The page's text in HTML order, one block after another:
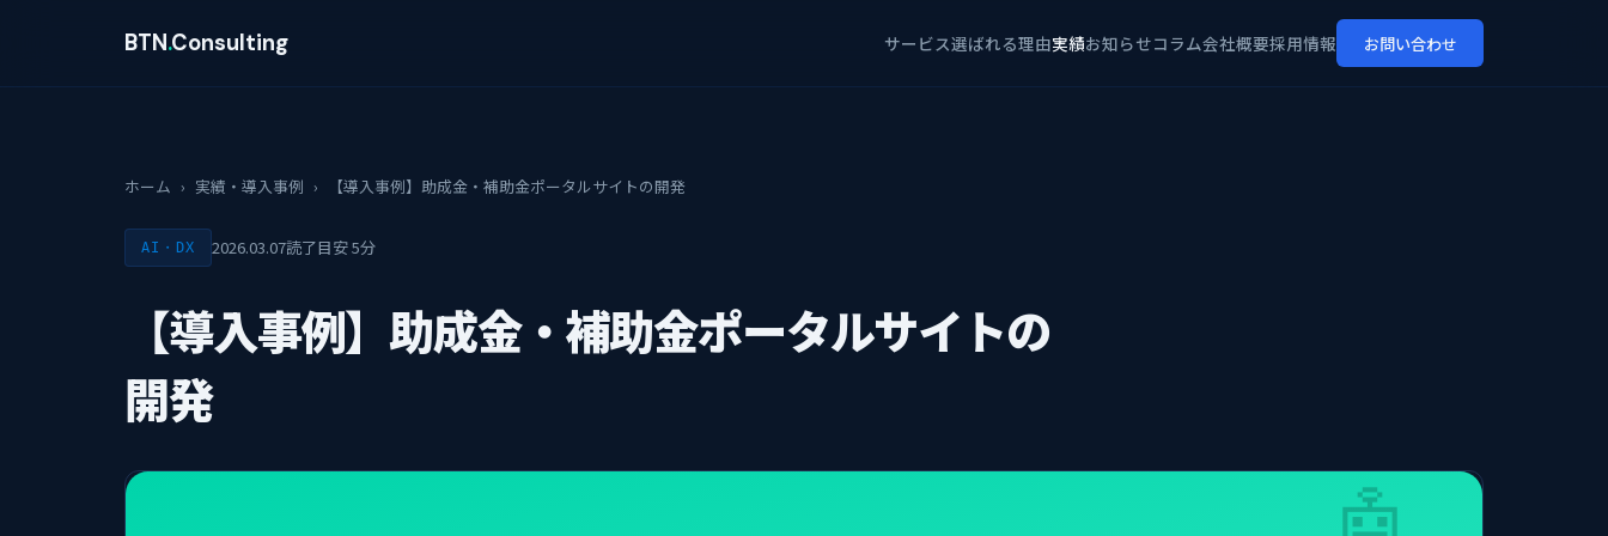
BTN.Consulting サービス選ばれる理由実績お知らせコラム会社概要採用情報 お問い合わせ
ホーム › 実績・導入事例 › 【導入事例】助成金・補助金ポータルサイトの開発
AI・DX 2026.03.07読了目安 5分
【導入事例】助成金・補助金ポータルサイトの
開発